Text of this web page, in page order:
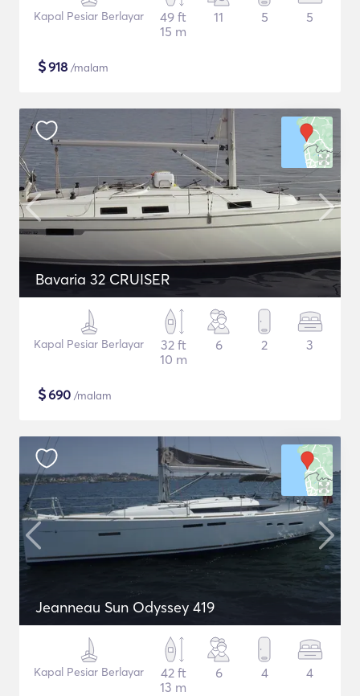
Kapal Pesiar Berlayar
49 ft
15 m
11 5 5
$918 /malam
Bavaria 32 CRUISER
Kapal Pesiar Berlayar
32 ft
10 m
6 2 3
$690 /malam
Jeanneau Sun Odyssey 419
Kapal Pesiar Berlayar
42 ft
13 m
6 4 4